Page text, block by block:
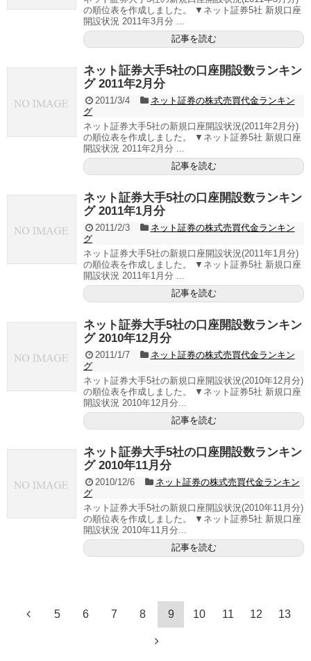
の順位表を作成しました。 ▼ネット証券5社 新規口座
開設状況 2011年3月分 ...
記事を読む
ネット証券大手5社の口座開設数ランキン
グ 2011年2月分
2011/3/4
ネット証券の株式売買代金ランキン
グ
ネット証券大手5社の新規口座開設状況(2011年2月分)
の順位表を作成しました。 ▼ネット証券5社 新規口座
開設状況 2011年2月分 ...
記事を読む
ネット証券大手5社の口座開設数ランキン
グ 2011年1月分
2011/2/3
ネット証券の株式売買代金ランキン
グ
ネット証券大手5社の新規口座開設状況(2011年1月分)
の順位表を作成しました。 ▼ネット証券5社 新規口座
開設状況 2011年1月分 ...
記事を読む
ネット証券大手5社の口座開設数ランキン
グ 2010年12月分
2011/1/7
ネット証券の株式売買代金ランキン
グ
ネット証券大手5社の新規口座開設状況(2010年12月分)
の順位表を作成しました。 ▼ネット証券5社 新規口座
開設状況 2010年12月分...
記事を読む
ネット証券大手5社の口座開設数ランキン
グ 2010年11月分
2010/12/6
ネット証券の株式売買代金ランキン
グ
ネット証券大手5社の新規口座開設状況(2010年11月分)
の順位表を作成しました。 ▼ネット証券5社 新規口座
開設状況 2010年11月分...
記事を読む
5 6 7 8 9 10 11 12 13